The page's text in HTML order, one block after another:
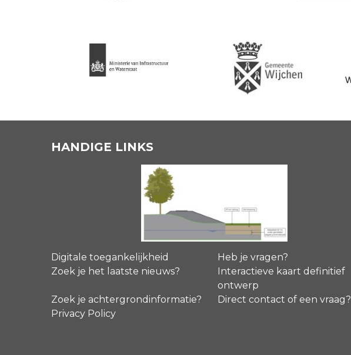
HANDIGE LINKS
Digitale toegankelijkheid
Heb je vragen?
Zoek je het laatste nieuws?
Interactieve kaart definitief
ontwerp
Zoek je achtergrondinformatie?
Direct contact of een vraag?
Privacy Policy